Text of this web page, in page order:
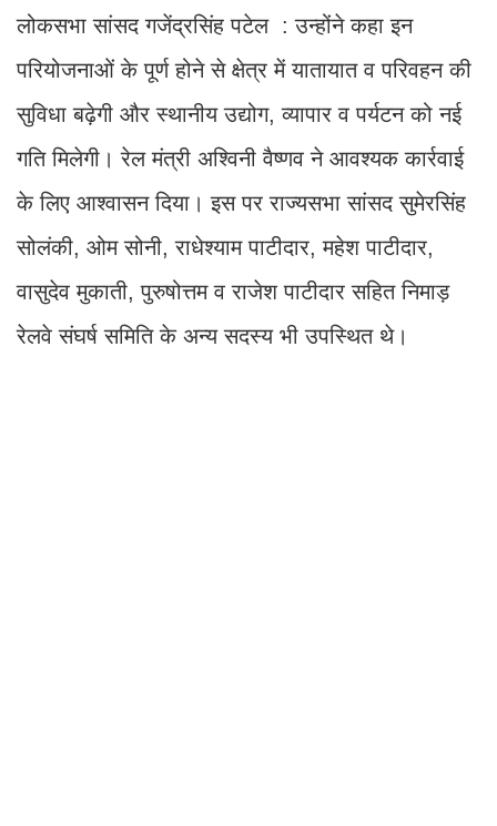
लोकसभा सांसद गजेंद्रसिंह पटेल : उन्होंने कहा इन
परियोजनाओं के पूर्ण होने से क्षेत्र में यातायात व परिवहन की
सुविधा बढ़ेगी और स्थानीय उद्योग, व्यापार व पर्यटन को नई
गति मिलेगी। रेल मंत्री अश्विनी वैष्णव ने आवश्यक कार्रवाई
के लिए आश्वासन दिया। इस पर राज्यसभा सांसद सुमेरसिंह
सोलंकी, ओम सोनी, राधेश्याम पाटीदार, महेश पाटीदार,
वासुदेव मुकाती, पुरुषोत्तम व राजेश पाटीदार सहित निमाड़
रेलवे संघर्ष समिति के अन्य सदस्य भी उपस्थित थे।